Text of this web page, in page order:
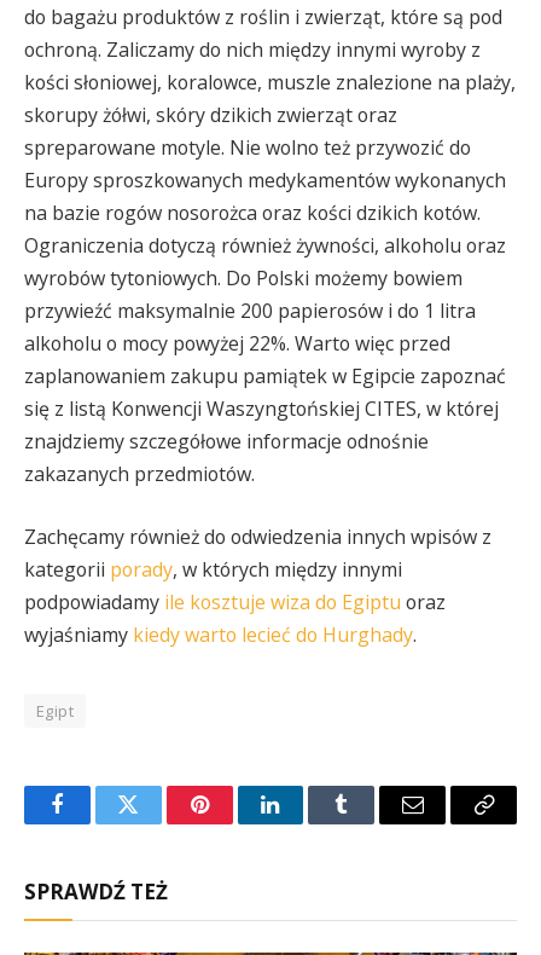
do bagażu produktów z roślin i zwierząt, które są pod
ochroną. Zaliczamy do nich między innymi wyroby z
kości słoniowej, koralowce, muszle znalezione na plaży,
skorupy żółwi, skóry dzikich zwierząt oraz
spreparowane motyle. Nie wolno też przywozić do
Europy sproszkowanych medykamentów wykonanych
na bazie rogów nosorożca oraz kości dzikich kotów.
Ograniczenia dotyczą również żywności, alkoholu oraz
wyrobów tytoniowych. Do Polski możemy bowiem
przywieźć maksymalnie 200 papierosów i do 1 litra
alkoholu o mocy powyżej 22%. Warto więc przed
zaplanowaniem zakupu pamiątek w Egipcie zapoznać
się z listą Konwencji Waszyngtońskiej CITES, w której
znajdziemy szczegółowe informacje odnośnie
zakazanych przedmiotów.
Zachęcamy również do odwiedzenia innych wpisów z
kategorii porady, w których między innymi
podpowiadamy ile kosztuje wiza do Egiptu oraz
wyjaśniamy kiedy warto lecieć do Hurghady.
Egipt
FacebookTwitter PinterestLinkedInTumblr E-
Copy
SPRAWDŹ TEŻ